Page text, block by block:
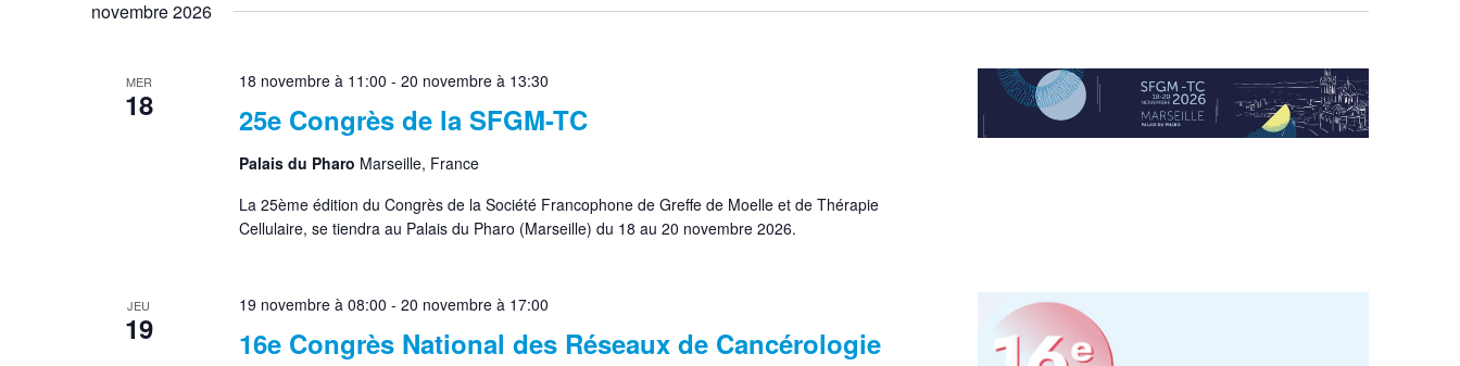
novembre 2026
MER
18 25e Congrès de la SFGM-TC
18 novembre à 11:00 - 20 novembre à 13:30
Palais du Pharo Marseille, France
La 25ème édition du Congrès de la Société Francophone de Greffe de Moelle et de Thérapie
Cellulaire, se tiendra au Palais du Pharo (Marseille) du 18 au 20 novembre 2026.
JEU
19
16e Congrès National des Réseaux de Cancérologie
19 novembre à 08:00 - 20 novembre à 17:00